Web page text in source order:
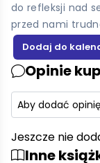
do refleksji nad
przed nami
Opinie
Aby dodać
Jeszcze nie
Inne